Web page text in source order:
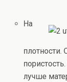
На
плотности.
лучше